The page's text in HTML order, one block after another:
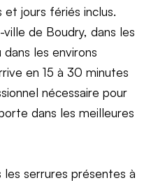
jours fériés inclus.
de Boudry, dans les
les environs
en 15 à 30 minutes
nécessaire pour
dans les meilleures
serrures présentes à